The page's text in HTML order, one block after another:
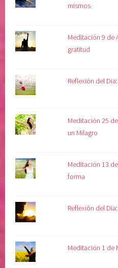
mismos
Meditación 9 de
gratitud
Reflexión del
Meditación 25
un Milagro
Meditación 13
forma
Reflexión del
Meditación 1 de